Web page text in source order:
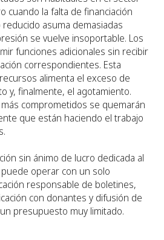
cuando la falta de financiación
asuma demasiadas
se vuelve insoportable. Los
funciones adicionales sin recibir
correspondientes. Esta
alimenta el exceso de
y, finalmente, el agotamiento.
comprometidos se quemarán
que están haciendo el trabajo
sin ánimo de lucro dedicada al
operar con un solo
responsable de boletines,
con donantes y difusión de
presupuesto muy limitado.